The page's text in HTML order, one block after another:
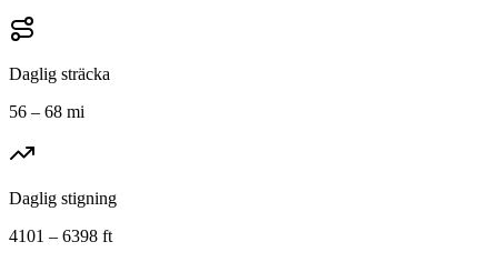
Daglig sträcka
56 – 68 mi
Daglig stigning
4101 – 6398 ft